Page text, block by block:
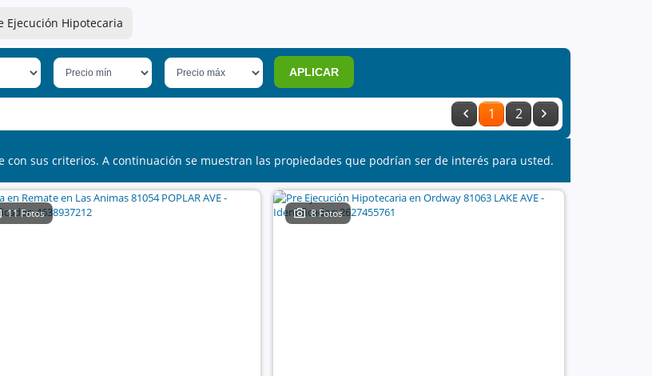
Ejecución Hipotecaria
APLICAR
1 2
con sus criterios. A continuación se muestran las propiedades que podrían ser de interés para usted.
11 Fotos 8 Fotos